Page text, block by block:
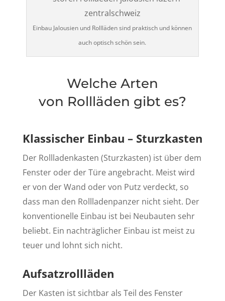
Einbau Jalousien und Rollläden sind praktisch und können
auch optisch schön sein.
Welche Arten
von Rollläden gibt es?
Klassischer Einbau – Sturzkasten
Der Rollladenkasten (Sturzkasten) ist über dem
Fenster oder der Türe angebracht. Meist wird
er von der Wand oder von Putz verdeckt, so
dass man den Rollladenpanzer nicht sieht. Der
konventionelle Einbau ist bei Neubauten sehr
beliebt. Ein nachträglicher Einbau ist meist zu
teuer und lohnt sich nicht.
Aufsatzrollläden
Der Kasten ist sichtbar als Teil des Fenster